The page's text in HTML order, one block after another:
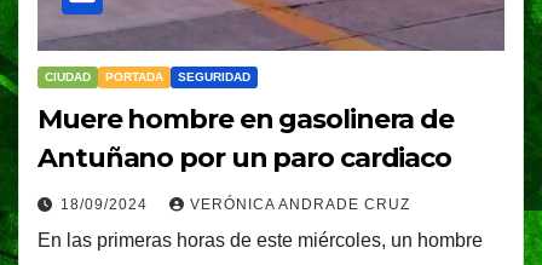
CIUDAD PORTADA SEGURIDAD
Muere hombre en gasolinera de
Antuñano por un paro cardiaco
18/09/2024 VERÓNICA ANDRADE CRUZ
En las primeras horas de este miércoles, un hombre